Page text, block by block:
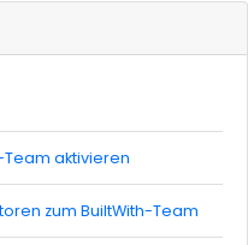
Team aktivieren
zum BuiltWith-Team